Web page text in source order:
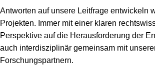
Antworten auf unsere Leitfrage entwickeln
Projekten. Immer mit einer klaren
Perspektive auf die Herausforderung der
auch interdisziplinär gemeinsam mit
Forschungspartnern.